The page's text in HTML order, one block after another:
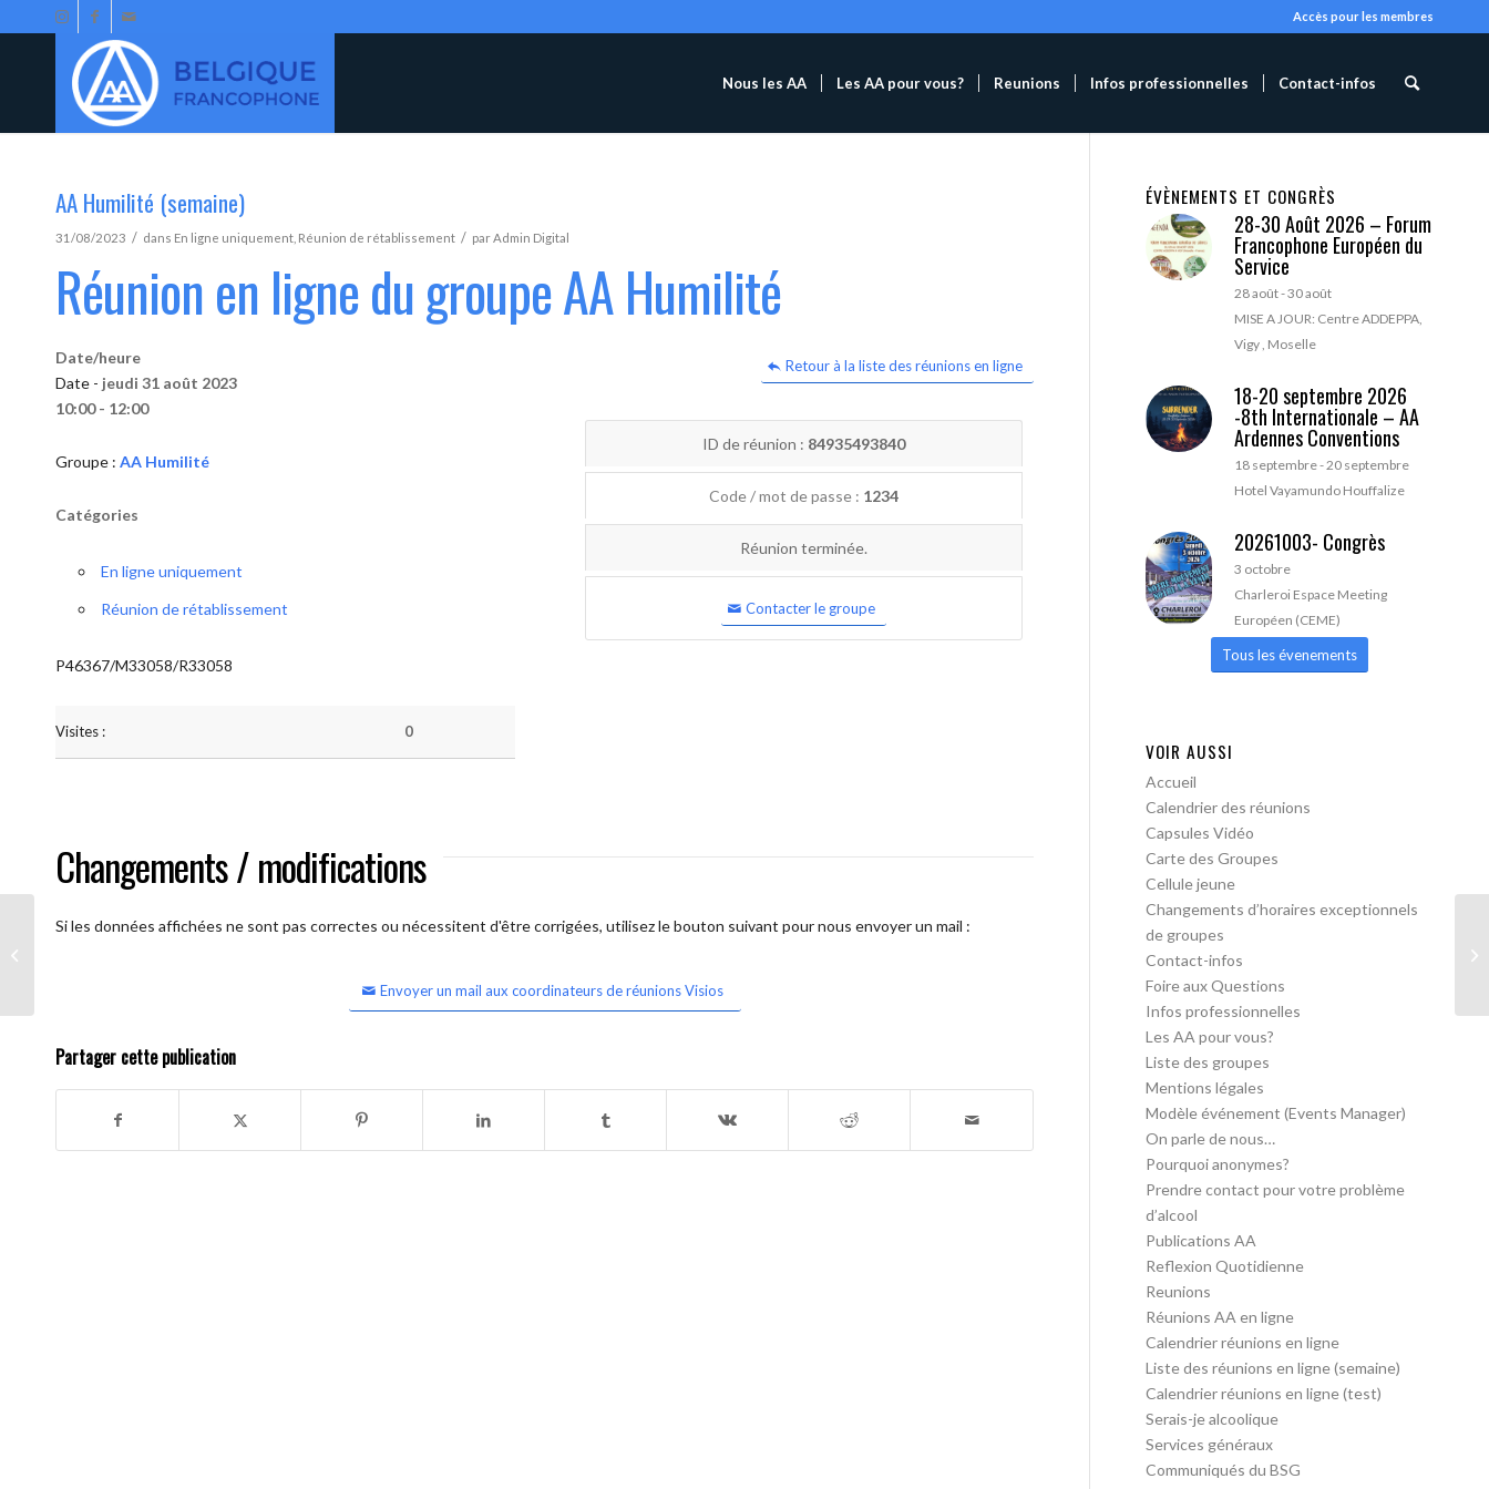
Accès pour les membres
Nous les AA Les AA pour vous? Reunions Infos professionnelles Contact-infos
AA Humilité (semaine)
31/08/2023 / dans En ligne uniquement Réunion de rétablissement / parAdmin Digital
Réunion en ligne du groupe AA Humilité
Retour à la liste des réunions en ligne
Date/heure
Date - jeudi 31 août 2023
10:00 - 12:00
Groupe : AA Humilité
Catégories
En ligne uniquement
Réunion de rétablissement
P46367/M33058/R33058
Visites : 0
ID de réunion : 84935493840
Code / mot de passe : 1234
Réunion terminée.
Contacter le groupe
Changements / modifications
Si les données affichées ne sont pas correctes ou nécessitent d'être corrigées, utilisez le bouton suivant pour nous envoyer un mail :
Envoyer un mail aux coordinateurs de réunions Visios
Partager cette publication
ÉVÈNEMENTS ET CONGRÈS
28-30 Août 2026 – Forum
Francophone Européen du
Service
28 août-30 août
MISE A JOUR: Centre ADDEPPA,
Vigy , Moselle
18-20 septembre 2026
-8th Internationale – AA
Ardennes Conventions
18 septembre-20 septembre
Hotel Vayamundo Houffalize
20261003- Congrès
3 octobre
Charleroi Espace Meeting
Européen (CEME)
Tous les évenements
VOIR AUSSI
Accueil
Calendrier des réunions
Capsules Vidéo
Carte des Groupes
Cellule jeune
Changements d’horaires exceptionnels
de groupes
Contact-infos
Foire aux Questions
Infos professionnelles
Les AA pour vous?
Liste des groupes
Mentions légales
Modèle événement (Events Manager)
On parle de nous…
Pourquoi anonymes?
Prendre contact pour votre problème
d’alcool
Publications AA
Reflexion Quotidienne
Reunions
Réunions AA en ligne
Calendrier réunions en ligne
Liste des réunions en ligne (semaine)
Calendrier réunions en ligne (test)
Serais-je alcoolique
Services généraux
Communiqués du BSG